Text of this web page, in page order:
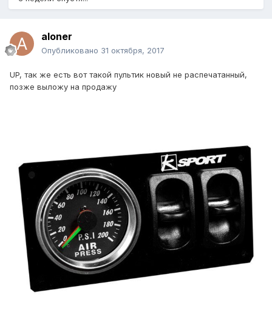
aloner
Опубликовано 31 октября, 2017
UP, так же есть вот такой пультик новый не распечатанный,
позже выложу на продажу